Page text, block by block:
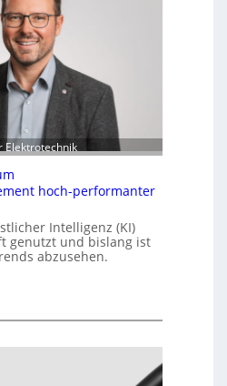
Elektrotechnik
hoch-performanter
Intelligenz (KI)
genutzt und bislang ist
abzusehen.